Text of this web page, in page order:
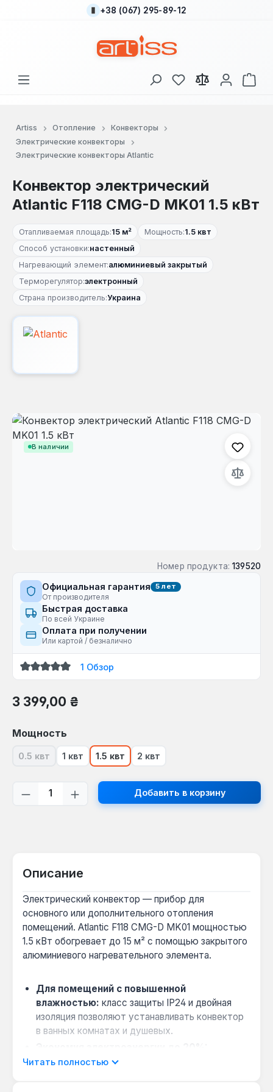
Перейти к основному содержанию
+38 (067) 295-89-12
У вас есть товары
В
Artiss Отопление
Конвекторы
Электрические конвекторы
Электрические конвекторы Atlantic
Конвектор электрический
Atlantic F118 CMG-D MK01 1.5 кВт
Отапливаемая площадь:15 м² Мощность:1.5 квт
Способ установки:настенный
Нагревающий элемент:алюминиевый закрытый
Терморегулятор:электронный
Страна производитель:Украина
В наличии
Пропустить галерею изображений
Номер продукта: 139520
Официальная гарантия 5 лет
От производителя
Быстрая доставка
По всей Украине
Оплата при получении
Или картой / безналично
Средний рейтинг 5 из 5 звезд
1 Обзор
Обычная цена:
3 399,00 ₴
Выберите
Мощность
0.5 квт(В настоящее время эта опция недоступна.)
1 квт 1.5 квт 2 квт
Количество продукта: введите
Добавить в корзину
Описание
Электрический конвектор — прибор для
основного или дополнительного отопления
помещений. Atlantic F118 CMG-D MK01 мощностью
1.5 кВт обогревает до 15 м² с помощью закрытого
алюминиевого нагревательного элемента.
Для помещений с повышенной
влажностью: класс защиты IP24 и двойная
изоляция позволяют устанавливать конвектор
в ванных комнатах и душевых.
высокоточный электронный термостат
Читать полностью